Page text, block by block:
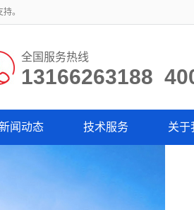
。
全国服务热线
13166263188
闻动态 技术服务 关于